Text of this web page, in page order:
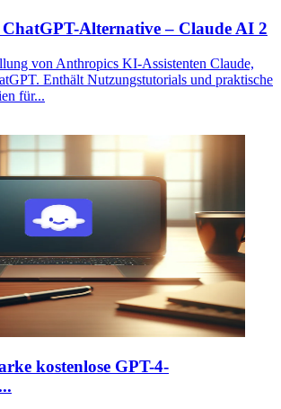
ChatGPT-Alternative – Claude AI 2
von Anthropics KI-Assistenten Claude,
Enthält Nutzungstutorials und praktische
für...
kostenlose GPT-4-